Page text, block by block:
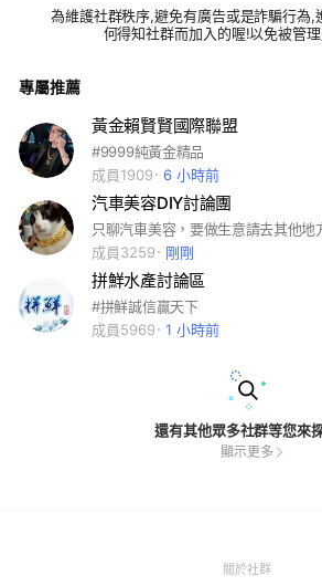
為維護社群秩序,避免有廣告或是詐騙行為,
何得知社群而加入的喔!以免被管
專屬推薦
黃金賴賢賢國際聯盟
#9999純黃金精品
成員1909
6 小時前
汽車美容DIY討論團
只聊汽車美容，要做生意請去其他地
成員3259
剛剛
拼鮮水產討論區
#拼鮮誠信贏天下
成員5969
1 小時前
還有其他眾多社群等您來
顯示更多
關於社群(Open